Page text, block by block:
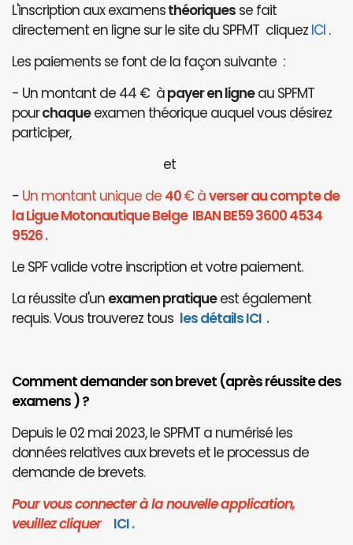
L'inscription aux examensthéoriques se fait
directement en ligne sur le site du SPFMT cliquez ICI .
Les paiements se font de la façon suivante :
- Un montant de 44 € àpayer en ligneau SPFMT
pourchaqueexamen théorique auquel vous désirez
participer,
et
- Un montant unique de 40€ àverser au compte de
la Ligue Motonautique Belge IBAN BE59 3600 4534
9526 .
Le SPF valide votre inscription et votre paiement.
La réussite d'un examen pratiqueest également
requis. Vous trouverez tous les détails ICI .
Comment demander son brevet (après réussite des
examens ) ?
Depuis le 02 mai 2023, le SPFMT a numérisé les
données relatives aux brevets et le processus de
demande de brevets.
Pour vous connecter à la nouvelle application,
veuillez cliquer ICI.